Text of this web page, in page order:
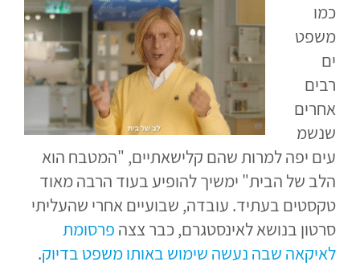
כמו
משפט
ים
רבים
אחרים
שנשמ
עים יפה למרות שהם קלישאתיים, "המטבח הוא
הלב של הבית" ימשיך להופיע בעוד הרבה מאוד
טקסטים בעתיד. עובדה, שבועיים אחרי שהעליתי
סרטון בנושא לאינסטגרם, כבר צצה פרסומת
לאיקאה שבה נעשה שימוש באותו משפט בדיוק.